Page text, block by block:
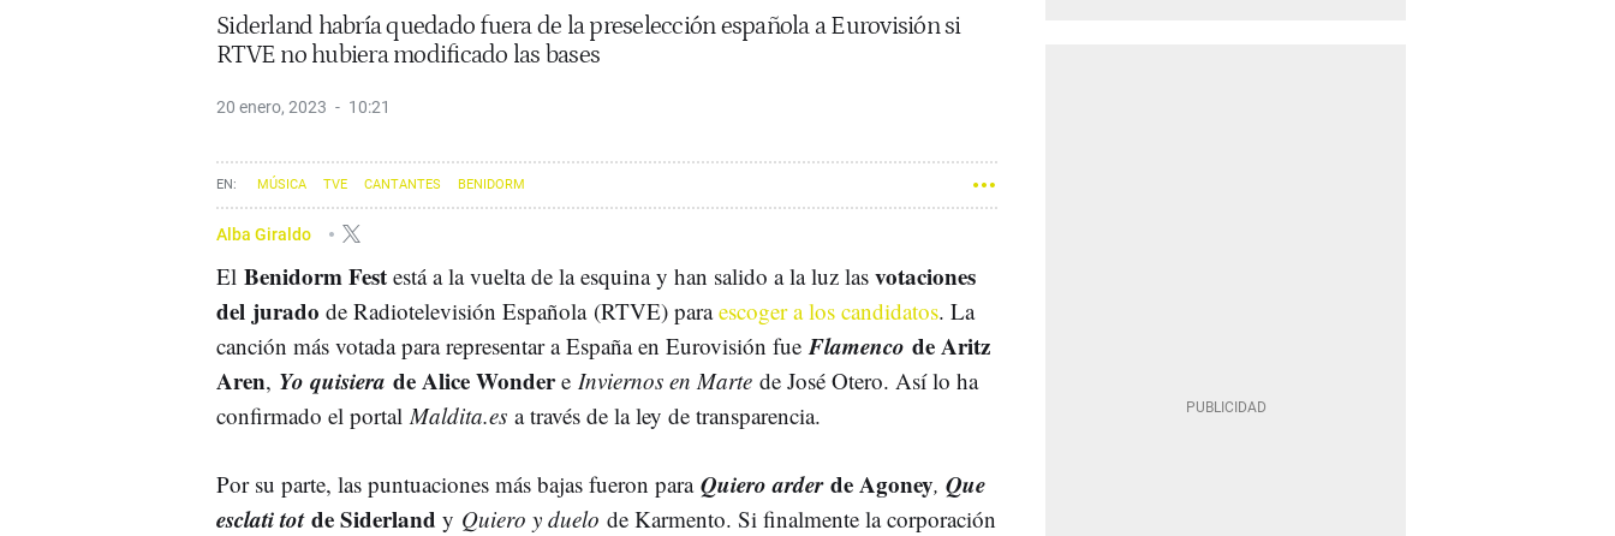
Siderland habría quedado fuera de la preselección española a Eurovisión si
RTVE no hubiera modificado las bases
20 enero, 2023 10:21
MÚSICA TVE CANTANTES BENIDORM
Alba Giraldo
El Benidorm Fest está a la vuelta de la esquina y han salido a la luz las votaciones
del jurado de Radiotelevisión Española (RTVE) paraescoger a los candidatos. La
canción más votada para representar a España en Eurovisión fue Flamenco de Aritz
Aren, Yo quisiera de Alice Wondere Inviernos en Marte de José Otero. Así lo ha
confirmado el portal Maldita.es a través de la ley de transparencia.
Por su parte, las puntuaciones más bajas fueron para Quiero arderde Agoney, Que
esclati totde Siderland y Quiero y duelo de Karmento. Si finalmente la corporación